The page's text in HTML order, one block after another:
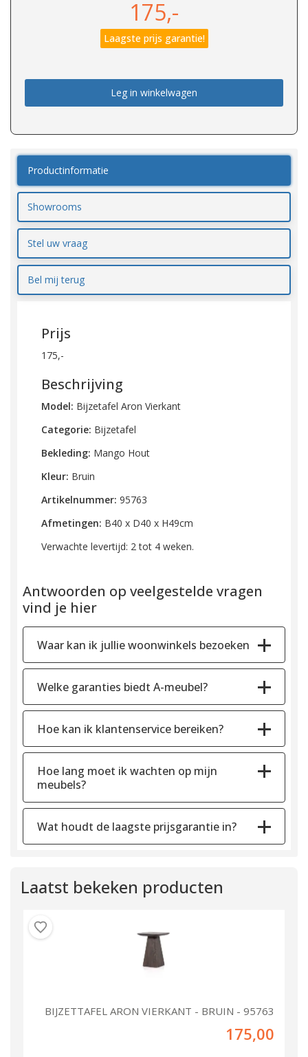
175,-
Laagste prijs garantie!
Leg in winkelwagen
Productinformatie
Showrooms
Stel uw vraag
Bel mij terug
Prijs
175,-
Beschrijving
Model: Bijzetafel Aron Vierkant
Categorie: Bijzetafel
Bekleding: Mango Hout
Kleur: Bruin
Artikelnummer: 95763
Afmetingen: B40 x D40 x H49cm
Verwachte levertijd: 2 tot 4 weken.
Antwoorden op veelgestelde vragen
vind je hier
Waar kan ik jullie woonwinkels bezoeken
Welke garanties biedt A-meubel?
Hoe kan ik klantenservice bereiken?
Hoe lang moet ik wachten op mijn
meubels?
Wat houdt de laagste prijsgarantie in?
Laatst bekeken producten
BIJZETTAFEL ARON VIERKANT - BRUIN - 95763
175,00